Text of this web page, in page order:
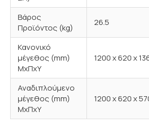
Βάρος
Προϊόντος (kg)
26.5
Κανονικό
μέγεθος (mm)
MxΠxΥ
1200 x 620 x
Αναδιπλούμενο
μέγεθος (mm)
ΜxΠxΥ
1200 x 620 x